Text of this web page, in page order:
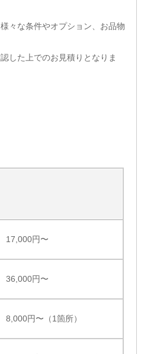
々な条件やオプション、お品物
した上でのお見積りとなりま
17,000円〜
36,000円〜
8,000円〜（1箇所）